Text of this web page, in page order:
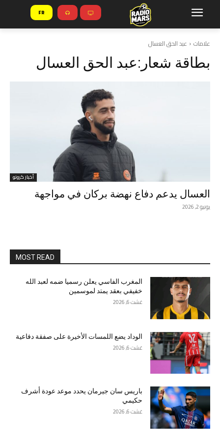
FR
علامات عبد الحق العسال
بطاقة شعار:عبد الحق العسال
أخبار كرونو
العسال يدعم دفاع نهضة بركان في مواجهة
يونيو 2, 2026
MOST READ
المغرب الفاسي يعلن رسميا ضمه لعبد الله
خفيفي بعقد يمتد لموسمين
غشت 6, 2026
الوداد يضع اللمسات الأخيرة على صفقة دفاعية
غشت 6, 2026
باريس سان جيرمان يحدد موعد عودة أشرف
حكيمي
غشت 6, 2026